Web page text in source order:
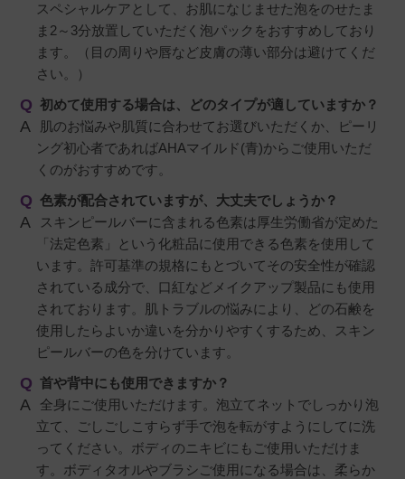
スペシャルケアとして、お肌になじませた泡をのせたま
ま2～3分放置していただく泡パックをおすすめしており
ます。（目の周りや唇など皮膚の薄い部分は避けてくだ
さい。）
初めて使用する場合は、どのタイプが適していますか？
肌のお悩みや肌質に合わせてお選びいただくか、ピーリ
ング初心者であればAHAマイルド(青)からご使用いただ
くのがおすすめです。
色素が配合されていますが、大丈夫でしょうか？
スキンピールバーに含まれる色素は厚生労働省が定めた
「法定色素」という化粧品に使用できる色素を使用して
います。許可基準の規格にもとづいてその安全性が確認
されている成分で、口紅などメイクアップ製品にも使用
されております。肌トラブルの悩みにより、どの石鹸を
使用したらよいか違いを分かりやすくするため、スキン
ピールバーの色を分けています。
首や背中にも使用できますか？
全身にご使用いただけます。泡立てネットでしっかり泡
立て、ごしごしこすらず手で泡を転がすようにしてに洗
ってください。ボディのニキビにもご使用いただけま
す。ボディタオルやブラシご使用になる場合は、柔らか